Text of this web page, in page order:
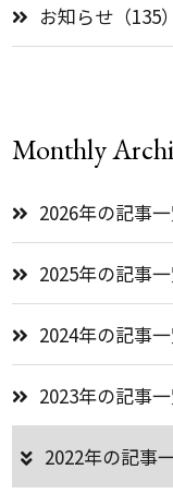
お知らせ（135）
Monthly
2026年の記事一
2025年の記事一
2024年の記事一
2023年の記事一
2022年の記事